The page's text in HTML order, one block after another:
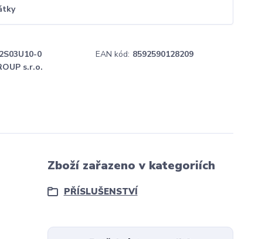
0 EAN kód: 8592590128209
s.r.o.
Zboží zařazeno v kategoriích
PŘÍSLUŠENSTVÍ